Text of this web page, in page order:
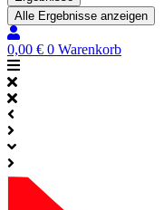
Alle Ergebnisse anzeigen
0,00 € 0 Warenkorb